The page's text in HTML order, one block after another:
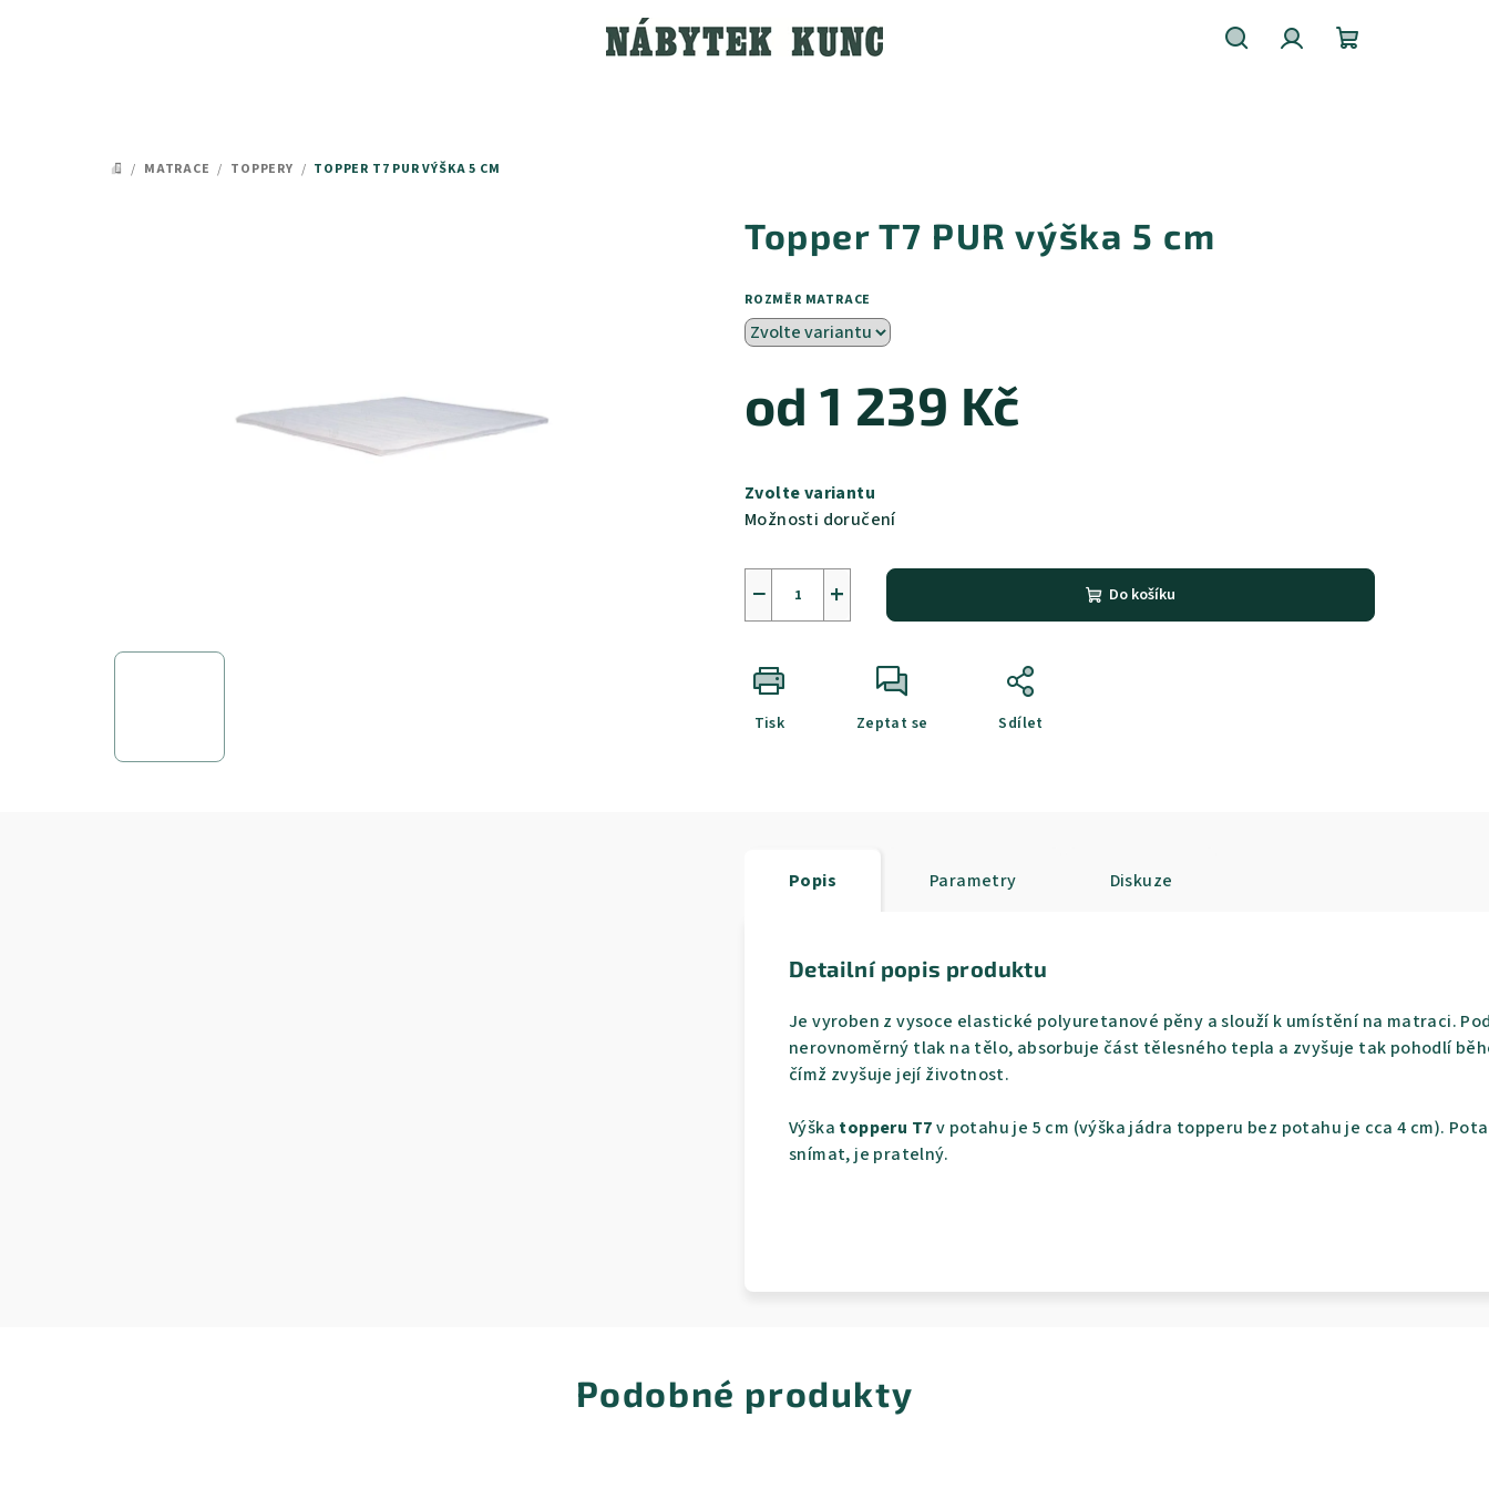
DOMŮ
/ MATRACE / TOPPERY / TOPPER T7 PUR VÝŠKA 5 CM
Topper T7 PUR výška 5 cm
ROZMĚR MATRACE
od1 239 Kč
cena:
Zvolte variantu
Možnosti doručení
+
− Do košíku
Tisk Zeptat se Sdílet
Popis Parametry Diskuze
Detailní popis produktu
Je vyroben z vysoce elastické polyuretanové pěny a slouží k umístění na matraci.
nerovnoměrný tlak na tělo, absorbuje část tělesného tepla a zvyšuje tak pohodlí
čímž zvyšuje její životnost.
Výška topperu T7v potahu je 5 cm (výška jádra topperu bez potahu je cca 4 cm).
snímat, je pratelný.
Podobné produkty